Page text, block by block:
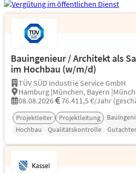
Bauingenieur / Architekt als
im Hochbau (w/m/d)
TÜV SÜD Industrie Service GmbH
Hamburg |München, Bayern
08.08.2026
76.411,5 €/Jahr
Projektleiter Projektleitung
Hochbau
Qualitätskontrolle